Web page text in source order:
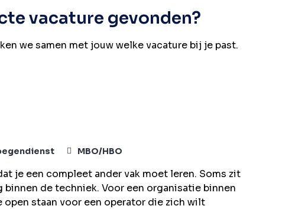
vacature gevonden?
we samen met jouw welke vacature bij je past.
MBO/HBO
je een compleet ander vak moet leren. Soms zit
de techniek. Voor een organisatie binnen
staan voor een operator die zich wilt